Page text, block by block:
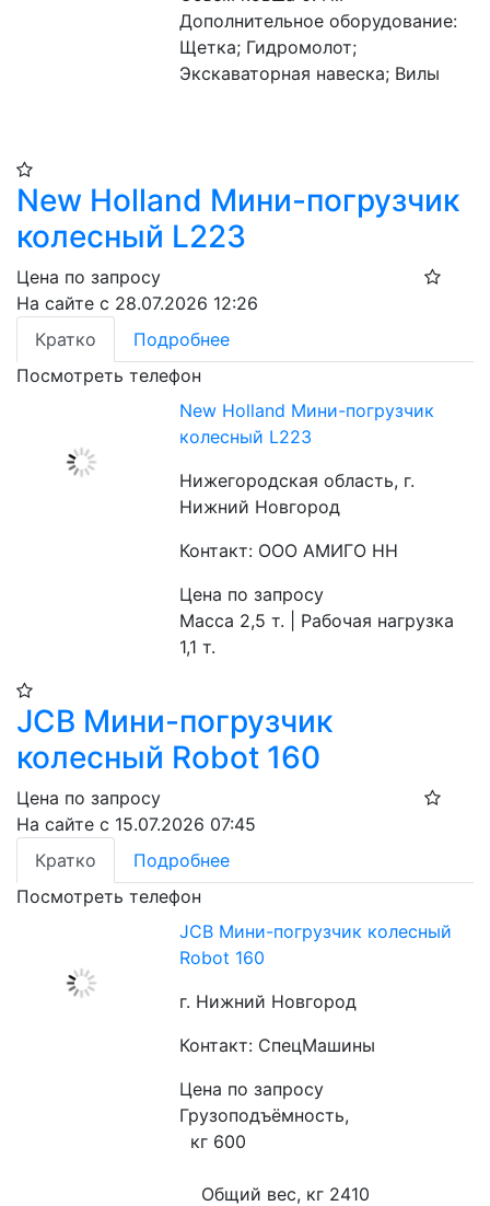
Дополнительное оборудование:
Щетка; Гидромолот;
Экскаваторная навеска; Вилы
New Holland Мини-погрузчик
колесный L223
Цена по запросу
На сайте с 28.07.2026 12:26
Кратко
Подробнее
Посмотреть телефон
New Holland Мини-погрузчик
колесный L223
Нижегородская область, г.
Нижний Новгород
Контакт: ООО АМИГО НН
Цена по запросу
Масса 2,5 т. | Рабочая нагрузка
1,1 т.
JCB Мини-погрузчик
колесный Robot 160
Цена по запросу
На сайте с 15.07.2026 07:45
Кратко
Подробнее
Посмотреть телефон
JCB Мини-погрузчик колесный
Robot 160
г. Нижний Новгород
Контакт: СпецМашины
Цена по запросу
Грузоподъёмность,
  кг 600
    Общий вес, кг 2410